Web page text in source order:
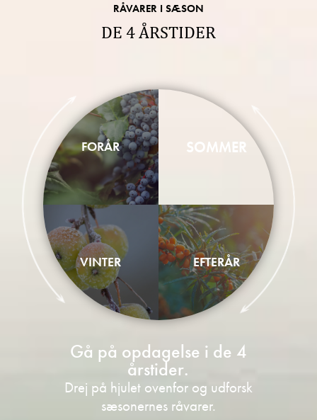
RÅVARER I SÆSON
DE 4 ÅRSTIDER
FORÅR SOMMER
EFTERÅR
VINTER
Gå på opdagelse i de 4
årstider.
Drej på hjulet ovenfor og udforsk
sæsonernes råvarer.